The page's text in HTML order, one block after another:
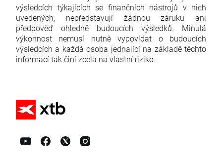
výsledcích týkajících se finančních nástrojů v nich
uvedených, nepředstavují žádnou záruku ani
předpověď ohledně budoucích výsledků. Minulá
výkonnost nemusí nutně vypovídat o budoucích
výsledcích a každá osoba jednající na základě těchto
informací tak činí zcela na vlastní riziko.